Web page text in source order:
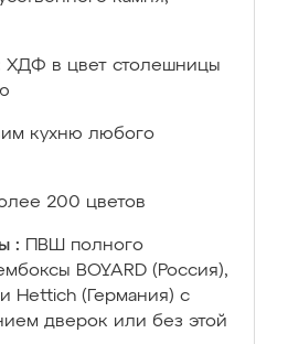
ХДФ в цвет столешницы
кухню любого
200 цветов
:
ПВШ полного
BOYARD (Россия),
Hettich (Германия) с
дверок или без этой